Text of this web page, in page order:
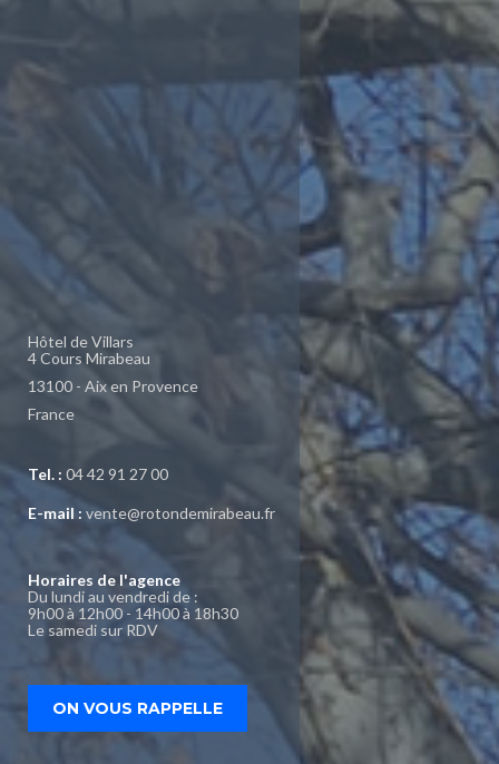
Hôtel de Villars
4 Cours Mirabeau
13100 - Aix en Provence
France
Tel. : 04 42 91 27 00
E-mail : vente@rotondemirabeau.fr
Horaires de l'agence
Du lundi au vendredi de :
9h00 à 12h00 - 14h00 à 18h30
Le samedi sur RDV
ON VOUS RAPPELLE